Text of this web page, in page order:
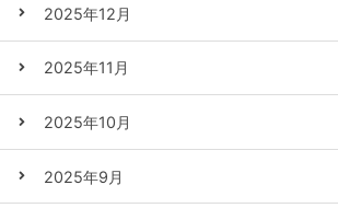
2025年12月
2025年11月
2025年10月
2025年9月